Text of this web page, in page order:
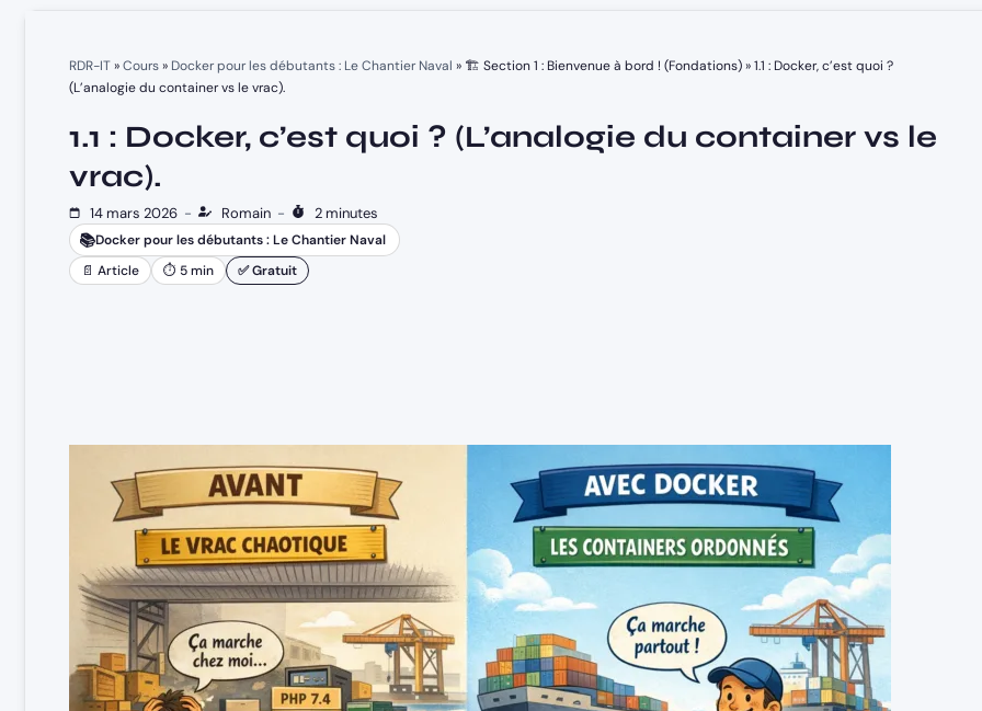
RDR-IT»Cours» Docker pour les débutants : Le Chantier Naval » 🏗️ Section 1 : Bienvenue à bord ! (Fondations)»1.1 : Docker, c’est quoi ?
(L’analogie du container vs le vrac).
1.1 : Docker, c’est quoi ? (L’analogie du container vs le
vrac).
14 mars 2026 - Romain - 2 minutes
📚Docker pour les débutants : Le Chantier Naval
📄 Article
⏱ 5 min ✅ Gratuit